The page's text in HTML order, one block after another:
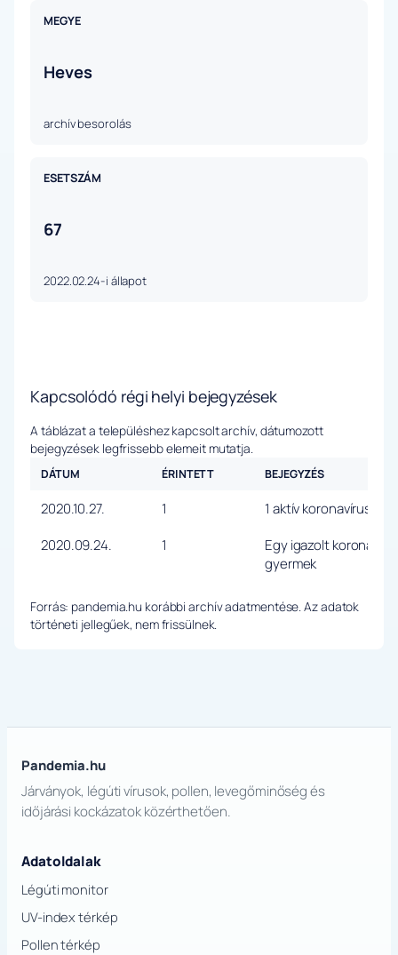
MEGYE
Heves
archív besorolás
ESETSZÁM
67
2022.02.24-i állapot
Kapcsolódó régi helyi bejegyzések
A táblázat a településhez kapcsolt archív, dátumozott
bejegyzések legfrissebb elemeit mutatja.
DÁTUM ÉRINTETT BEJEGYZÉS
2020.10.27. 1
1 aktív koronavírus
2020.09.24.
1
Egy igazolt
gyermek
Forrás: pandemia.hu korábbi archív adatmentése. Az adatok
történeti jellegűek, nem frissülnek.
Pandemia.hu
Járványok, légúti vírusok, pollen, levegőminőség és
időjárási kockázatok közérthetően.
Adatoldalak
Légúti monitor
UV-index térkép
Pollen térkép